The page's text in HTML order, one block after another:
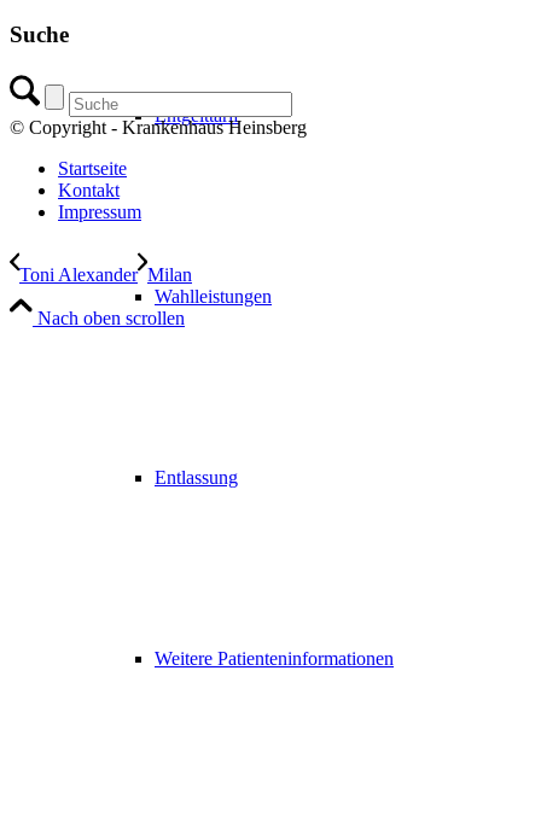
Entgelttarif
Wahlleistungen
Entlassung
Weitere Patienteninformationen
Suche
© Copyright - Krankenhaus Heinsberg
Startseite
Kontakt
Impressum
Toni Alexander Milan
Nach oben scrollen